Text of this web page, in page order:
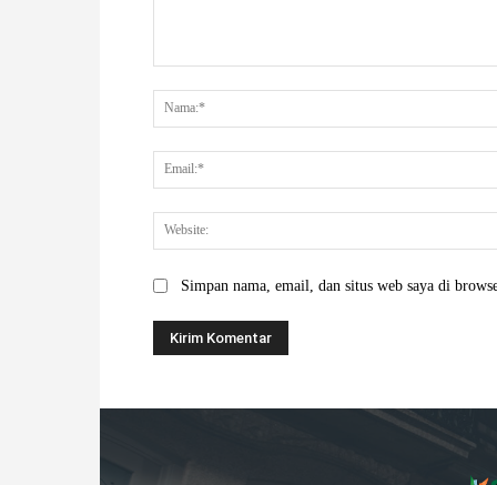
Simpan nama, email, dan situs web saya di